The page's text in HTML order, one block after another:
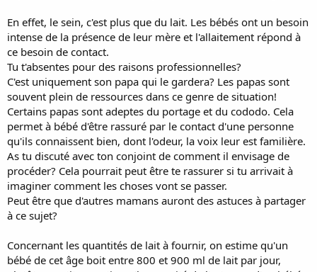
En effet, le sein, c'est plus que du lait. Les bébés ont un besoin
intense de la présence de leur mère et l'allaitement répond à
ce besoin de contact.
Tu t'absentes pour des raisons professionnelles?
C'est uniquement son papa qui le gardera? Les papas sont
souvent plein de ressources dans ce genre de situation!
Certains papas sont adeptes du portage et du cododo. Cela
permet à bébé d'être rassuré par le contact d'une personne
qu'ils connaissent bien, dont l'odeur, la voix leur est familière.
As tu discuté avec ton conjoint de comment il envisage de
procéder? Cela pourrait peut être te rassurer si tu arrivait à
imaginer comment les choses vont se passer.
Peut être que d'autres mamans auront des astuces à partager
à ce sujet?
Concernant les quantités de lait à fournir, on estime qu'un
bébé de cet âge boit entre 800 et 900 ml de lait par jour,